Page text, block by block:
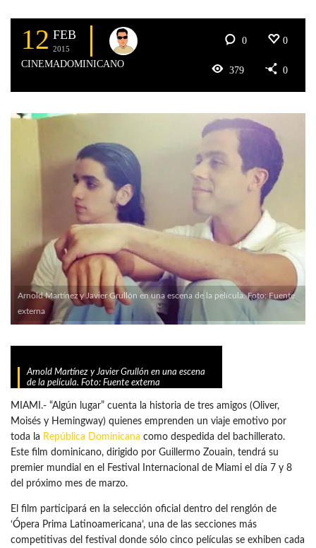
12 FEB
2015
CINEMADOMINICANO
0 0
379 0
Arnold Martínez y Javier Grullón en una escena de la película. Foto: Fuente
externa
Arnold Martínez y Javier Grullón en una escena
de la película. Foto: Fuente externa
MIAMI.- “Algún lugar” cuenta la historia de tres amigos (Oliver,
Moisés y Hemingway) quienes emprenden un viaje emotivo por
toda la República Dominicana como despedida del bachillerato.
Este film dominicano, dirigido por Guillermo Zouain, tendrá su
premier mundial en el Festival Internacional de Miami el día 7 y 8
del próximo mes de marzo.
El film participará en la selección oficial dentro del renglón de
‘Ópera Prima Latinoamericana’, una de las secciones más
competitivas del festival donde sólo cinco películas se exhiben cada